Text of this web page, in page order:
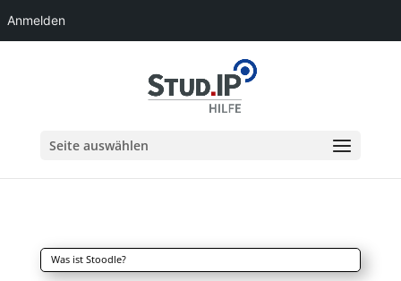
Anmelden
Seite auswählen
Was ist Stoodle?